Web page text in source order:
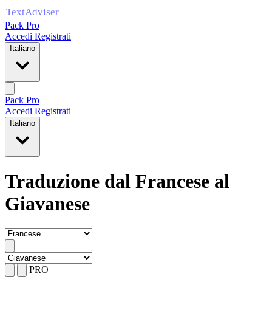
Pack Pro
Accedi Registrati
Italiano
Pack Pro
Accedi Registrati
Italiano
Traduzione dal Francese al
Giavanese
PRO